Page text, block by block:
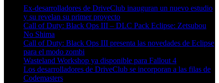
Ex-desarrolladores de DriveClub inauguran un nuevo estudio
y su revelan su primer proyecto
Call of Duty: Black Ops III – DLC Pack Eclipse: Zetsubou
No Shima
Call of Duty: Black Ops III presenta las novedades de Eclipse
para el modo zombi
Wasteland Workshop ya disponible para Fallout 4
Los desarrolladores de DriveClub se incorporan a las filas de
Codemasters